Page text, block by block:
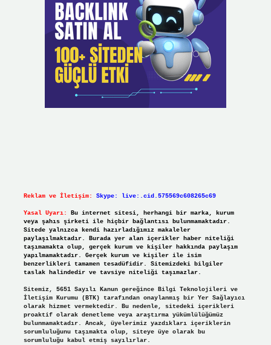
Reklam ve İletişim: Skype: live:.cid.575569c608265c69
Yasal Uyarı:
Bu internet sitesi, herhangi bir marka, kurum
veya şahıs şirketi ile hiçbir bağlantısı bulunmamaktadır.
Sitede yalnızca kendi hazırladığımız makaleler
paylaşılmaktadır. Burada yer alan içerikler haber niteliği
taşımamakta olup, gerçek kurum ve kişiler hakkında paylaşım
yapılmamaktadır. Gerçek kurum ve kişiler ile isim
benzerlikleri tamamen tesadüfidir. Sitemizdeki bilgiler
taslak halindedir ve tavsiye niteliği taşımazlar.
Sitemiz, 5651 Sayılı Kanun gereğince Bilgi Teknolojileri ve
İletişim Kurumu (BTK) tarafından onaylanmış bir Yer Sağlayıcı
olarak hizmet vermektedir. Bu nedenle, sitedeki içerikleri
proaktif olarak denetleme veya araştırma yükümlülüğümüz
bulunmamaktadır. Ancak, üyelerimiz yazdıkları içeriklerin
sorumluluğunu taşımakta olup, siteye üye olarak bu
sorumluluğu kabul etmiş sayılırlar.